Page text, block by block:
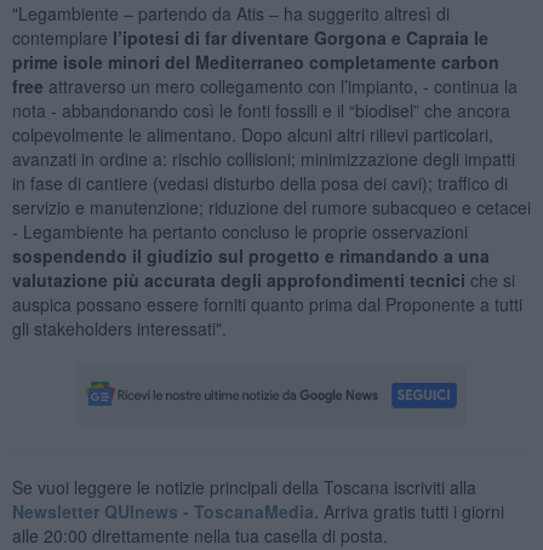
"Legambiente – partendo da Atis – ha suggerito altresì di
contemplare l’ipotesi di far diventare Gorgona e Capraia le
prime isole minori del Mediterraneo completamente carbon
free attraverso un mero collegamento con l’impianto, - continua la
nota - abbandonando così le fonti fossili e il “biodisel” che ancora
colpevolmente le alimentano. Dopo alcuni altri rilievi particolari,
avanzati in ordine a: rischio collisioni; minimizzazione degli impatti
in fase di cantiere (vedasi disturbo della posa dei cavi); traffico di
servizio e manutenzione; riduzione del rumore subacqueo e cetacei
- Legambiente ha pertanto concluso le proprie osservazioni
sospendendo il giudizio sul progetto e rimandando a una
valutazione più accurata degli approfondimenti tecnici che si
auspica possano essere forniti quanto prima dal Proponente a tutti
gli stakeholders interessati".
Se vuoi leggere le notizie principali della Toscana iscriviti alla
Newsletter QUInews - ToscanaMedia. Arriva gratis tutti i giorni
alle 20:00 direttamente nella tua casella di posta.